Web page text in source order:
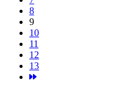
8
9
10
11
12
13